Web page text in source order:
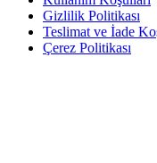
Gizlilik Politikası
Teslimat ve İade
Çerez Politikası